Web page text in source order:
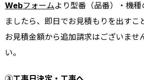
Webフォームより型番（品番）・機
ましたら、即日でお見積もりを出すこ
お見積金額から追加請求はございませ
い。